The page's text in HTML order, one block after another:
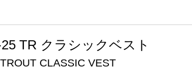
TR クラシックベスト
CLASSIC VEST